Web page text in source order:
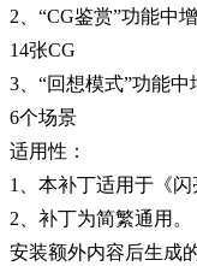
2、“CG鉴赏”功能中
14张CG
3、“回想模式”功能中
6个场景
适用性：
1、本补丁适用于《
2、补丁为简繁通用。
安装额外内容后生成